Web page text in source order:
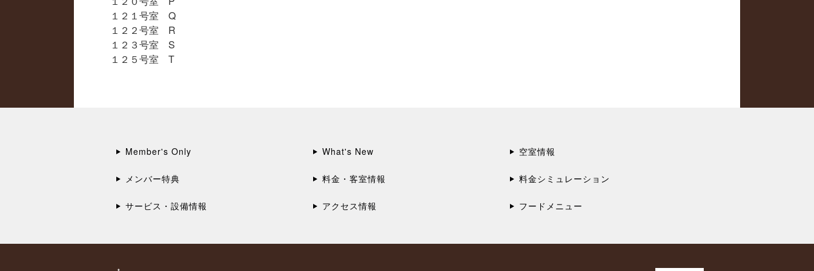
１２１号室 Q
１２２号室 R
１２３号室 S
１２５号室 T
Member's Only What's New 空室情報
メンバー特典 料金・客室情報 料金シミュレーション
サービス・設備情報 アクセス情報 フードメニュー